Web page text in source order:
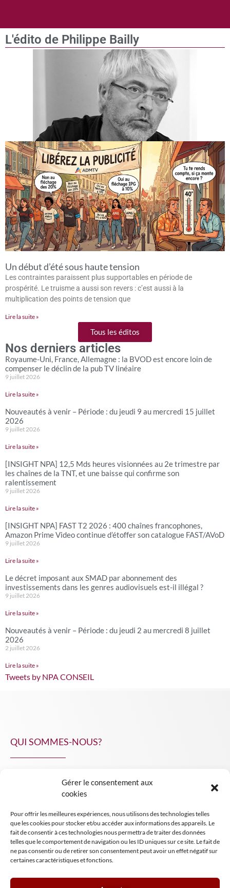
Gérer le consentement aux
cookies
Pour offrir les meilleures expériences, nous utilisons des technologies telles
que les cookies pour stocker et/ou accéder aux informations des appareils. Le
fait de consentir à ces technologies nous permettra de traiter des données
telles que le comportement de navigation ou les ID uniques sur ce site. Le fait de
ne pas consentir ou de retirer son consentement peut avoir un effet négatif sur
certaines caractéristiques et fonctions.
L'édito de Philippe Bailly
Un début d’été sous haute tension
Les contraintes paraissent plus supportables en période de
prospérité. Le truisme a aussi son revers : c’est aussi à la
multiplication des points de tension que
Lire la suite »
Tous les éditos
Nos derniers articles
Royaume-Uni, France, Allemagne : la BVOD est encore loin de
compenser le déclin de la pub TV linéaire
9 juillet 2026
Lire la suite »
Nouveautés à venir – Période : du jeudi 9 au mercredi 15 juillet
2026
9 juillet 2026
Lire la suite »
[INSIGHT NPA] 12,5 Mds heures visionnées au 2e trimestre par
les chaînes de la TNT, et une baisse qui confirme son
ralentissement
9 juillet 2026
Lire la suite »
[INSIGHT NPA] FAST T2 2026 : 400 chaînes francophones,
Amazon Prime Video continue d’étoffer son catalogue FAST/AVoD
9 juillet 2026
Lire la suite »
Le décret imposant aux SMAD par abonnement des
investissements dans les genres audiovisuels est-il illégal ?
9 juillet 2026
Lire la suite »
Nouveautés à venir – Période : du jeudi 2 au mercredi 8 juillet
2026
2 juillet 2026
Lire la suite »
Tweets by NPA CONSEIL
QUI SOMMES-NOUS?
INSIGHT NPA